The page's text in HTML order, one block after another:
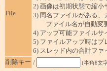
File
2) 画像は初期状態で縮小
3) 同名ファイルがある、
ファイル名が自動変更
4) アップ可能ファイルサ
5) ファイルアップ時はプ
6) スレッド内の合計フ
削除キー / (半角8文